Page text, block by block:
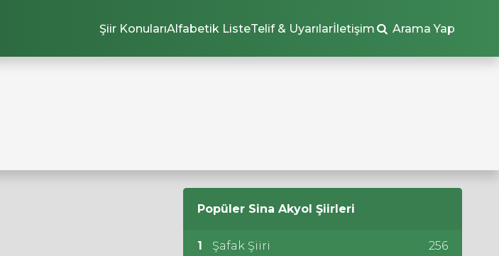
Şiir KonularıAlfabetik ListeTelif & Uyarılarİletişim Arama Yap
Popüler Sina Akyol Şiirleri
1 Şafak Şiiri 256